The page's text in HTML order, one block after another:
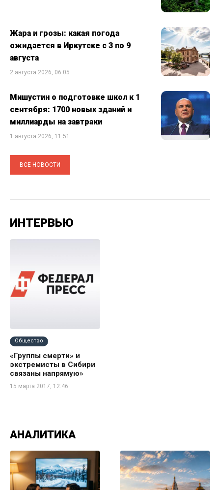
Жара и грозы: какая погода
ожидается в Иркутске с 3 по 9
августа
2 августа 2026, 06:05
Мишустин о подготовке школ к 1
сентября: 1700 новых зданий и
миллиарды на завтраки
1 августа 2026, 11:51
ВСЕ НОВОСТИ
ИНТЕРВЬЮ
Общество
«Группы смерти» и
экстремисты в Сибири
связаны напрямую»
15 марта 2017, 12:46
АНАЛИТИКА